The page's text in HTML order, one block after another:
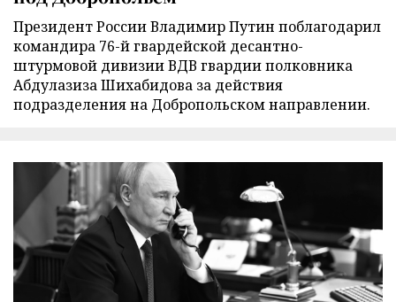
Президент России Владимир Путин поблагодарил
командира 76-й гвардейской десантно-
штурмовой дивизии ВДВ гвардии полковника
Абдулазиза Шихабидова за действия
подразделения на Добропольском направлении.